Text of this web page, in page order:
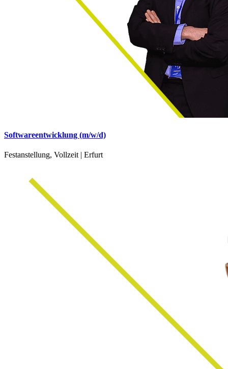
Softwareentwicklung (m/w/d)
Festanstellung, Vollzeit | Erfurt